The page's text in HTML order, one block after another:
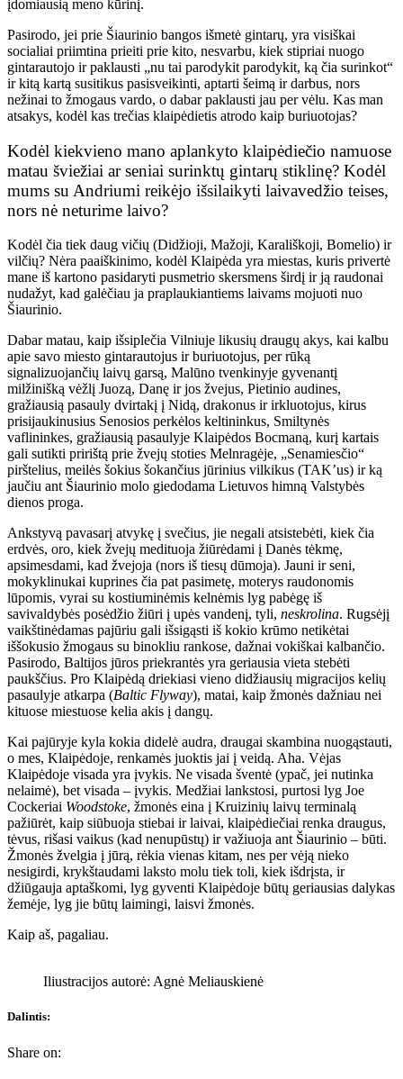
įdomiausią meno kūrinį.
Pasirodo, jei prie Šiaurinio bangos išmetė gintarų, yra visiškai
socialiai priimtina prieiti prie kito, nesvarbu, kiek stipriai nuogo
gintarautojo ir paklausti „nu tai parodykit parodykit, ką čia surinkot“
ir kitą kartą susitikus pasisveikinti, aptarti šeimą ir darbus, nors
nežinai to žmogaus vardo, o dabar paklausti jau per vėlu. Kas man
atsakys, kodėl kas trečias klaipėdietis atrodo kaip buriuotojas?
Kodėl kiekvieno mano aplankyto klaipėdiečio namuose
matau šviežiai ar seniai surinktų gintarų stiklinę? Kodėl
mums su Andriumi reikėjo išsilaikyti laivavedžio teises,
nors nė neturime laivo?
Kodėl čia tiek daug vičių (Didžioji, Mažoji, Karališkoji, Bomelio) ir
vilčių? Nėra paaiškinimo, kodėl Klaipėda yra miestas, kuris privertė
mane iš kartono pasidaryti pusmetrio skersmens širdį ir ją raudonai
nudažyt, kad galėčiau ja praplaukiantiems laivams mojuoti nuo
Šiaurinio.
Dabar matau, kaip išsiplečia Vilniuje likusių draugų akys, kai kalbu
apie savo miesto gintarautojus ir buriuotojus, per rūką
signalizuojančių laivų garsą, Malūno tvenkinyje gyvenantį
milžinišką vėžlį Juozą, Danę ir jos žvejus, Pietinio audines,
gražiausią pasauly dvirtakį į Nidą, drakonus ir irkluotojus, kirus
prisijaukinusius Senosios perkėlos keltininkus, Smiltynės
vaflininkes, gražiausią pasaulyje Klaipėdos Bocmaną, kurį kartais
gali sutikti pririštą prie žvejų stoties Melnragėje, „Senamiesčio“
pirštelius, meilės šokius šokančius jūrinius vilkikus (TAK’us) ir ką
jaučiu ant Šiaurinio molo giedodama Lietuvos himną Valstybės
dienos proga.
Ankstyvą pavasarį atvykę į svečius, jie negali atsistebėti, kiek čia
erdvės, oro, kiek žvejų medituoja žiūrėdami į Danės tėkmę,
apsimesdami, kad žvejoja (nors iš tiesų dūmoja). Jauni ir seni,
mokyklinukai kuprines čia pat pasimetę, moterys raudonomis
lūpomis, vyrai su kostiuminėmis kelnėmis lyg pabėgę iš
savivaldybės posėdžio žiūri į upės vandenį, tyli, neskrolina. Rugsėjį
vaikštinėdamas pajūriu gali išsigąsti iš kokio krūmo netikėtai
iššokusio žmogaus su binokliu rankose, dažnai vokiškai kalbančio.
Pasirodo, Baltijos jūros priekrantės yra geriausia vieta stebėti
paukščius. Pro Klaipėdą driekiasi vieno didžiausių migracijos kelių
pasaulyje atkarpa (Baltic Flyway), matai, kaip žmonės dažniau nei
kituose miestuose kelia akis į dangų.
Kai pajūryje kyla kokia didelė audra, draugai skambina nuogąstauti,
o mes, Klaipėdoje, renkamės juoktis jai į veidą. Aha. Vėjas
Klaipėdoje visada yra įvykis. Ne visada šventė (ypač, jei nutinka
nelaimė), bet visada – įvykis. Medžiai lankstosi, purtosi lyg Joe
Cockeriai Woodstoke, žmonės eina į Kruizinių laivų terminalą
pažiūrėt, kaip siūbuoja stiebai ir laivai, klaipėdiečiai renka draugus,
tėvus, rišasi vaikus (kad nenupūstų) ir važiuoja ant Šiaurinio – būti.
Žmonės žvelgia į jūrą, rėkia vienas kitam, nes per vėją nieko
nesigirdi, krykštaudami laksto molu tiek toli, kiek išdrįsta, ir
džiūgauja aptaškomi, lyg gyventi Klaipėdoje būtų geriausias dalykas
žemėje, lyg jie būtų laimingi, laisvi žmonės.
Kaip aš, pagaliau.
Iliustracijos autorė: Agnė Meliauskienė
Dalintis:
Share on: